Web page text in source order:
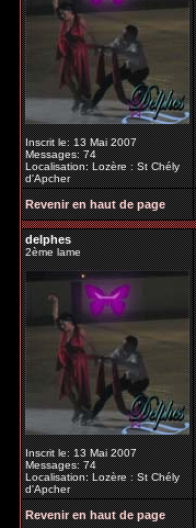
Inscrit le: 13 Mai 2007
Messages: 74
Localisation: Lozère : St Chély
d'Apcher
Revenir en haut de page
delphes
2ème lame
Inscrit le: 13 Mai 2007
Messages: 74
Localisation: Lozère : St Chély
d'Apcher
Revenir en haut de page